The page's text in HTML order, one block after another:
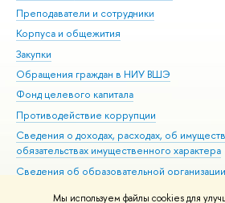
Мы используем файлы cookies для
Преподаватели и сотрудники
Корпуса и общежития
Закупки
Обращения граждан в НИУ ВШЭ
Фонд целевого капитала
Противодействие коррупции
Сведения о доходах, расходах, об
обязательствах имущественного характера
Сведения об образовательной организации
Людям с ограниченными возможностями